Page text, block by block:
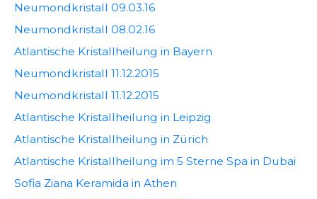
Neumondkristall 09.03.16
Neumondkristall 08.02.16
Atlantische Kristallheilung in Bayern
Neumondkristall 11.12.2015
Neumondkristall 11.12.2015
Atlantische Kristallheilung in Leipzig
Atlantische Kristallheilung in Zürich
Atlantische Kristallheilung im 5 Sterne Spa in Dubai
Sofia Ziana Keramida in Athen